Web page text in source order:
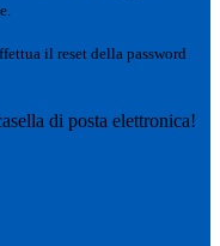
il reset della password
di posta elettronica!